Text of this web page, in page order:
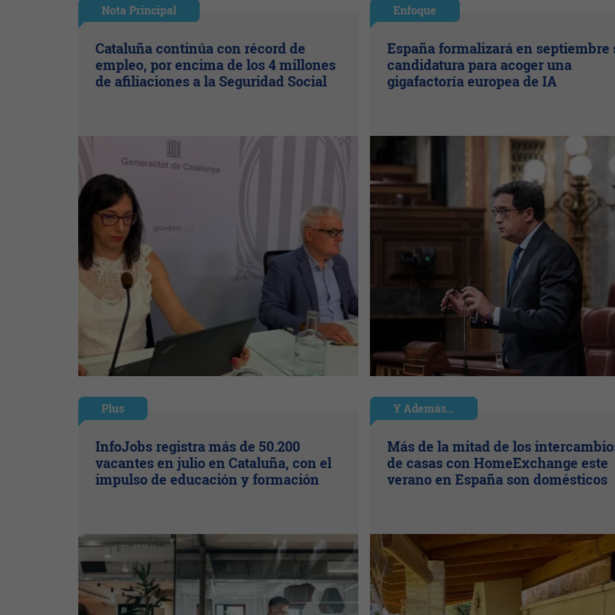
Nota Principal
Cataluña continúa con récord de
empleo, por encima de los 4 millones
de afiliaciones a la Seguridad Social
Enfoque
España formalizará en septiembre
candidatura para acoger una
gigafactoría europea de IA
Plus
InfoJobs registra más de 50.200
vacantes en julio en Cataluña, con el
impulso de educación y formación
Y Además...
Más de la mitad de los
de casas con HomeExchange este
verano en España son domésticos